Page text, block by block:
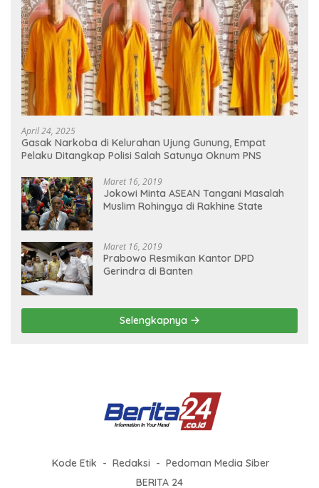
April 24, 2025
Gasak Narkoba di Kelurahan Ujung Gunung, Empat
Pelaku Ditangkap Polisi Salah Satunya Oknum PNS
Maret 16, 2019
Jokowi Minta ASEAN Tangani Masalah
Muslim Rohingya di Rakhine State
Maret 16, 2019
Prabowo Resmikan Kantor DPD
Gerindra di Banten
Selengkapnya
Kode Etik Redaksi
Pedoman Media Siber
BERITA 24